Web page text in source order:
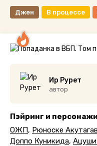
Джен В процессе
Ир Рурет
автор
Пэйринг и персонажи
ОЖП, Рюноске
Доппо Куникида,